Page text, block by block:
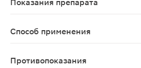
Показания препарата
Способ применения
Противопоказания